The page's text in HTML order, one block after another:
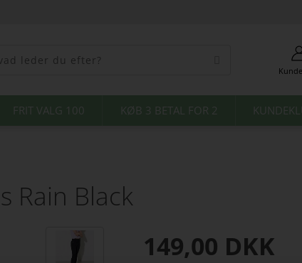
FRIT VALG 100 KØB 3 BETAL FOR 2
Rain Black
149,00 DKK